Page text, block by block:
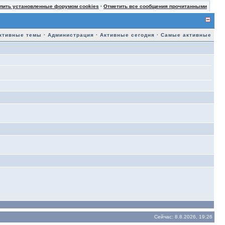
установленные форумом cookies · Отметить все сообщения прочитанными
темы ·Администрация ·Активные сегодня ·Самые активные
Сейчас: 8.8.2026, 19:26